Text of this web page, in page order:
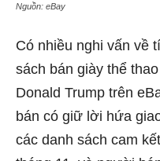
Nguồn: eBay
Có nhiều nghi vấn về
sách bán giày thể
Donald Trump trên
bán có giữ lời hứa
các danh sách cam